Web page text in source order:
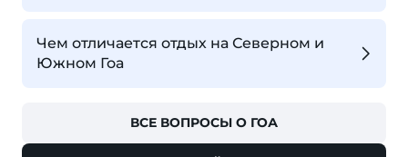
Чем отличается отдых на Северном и
Южном Гоа
ВСЕ ВОПРОСЫ О ГОА